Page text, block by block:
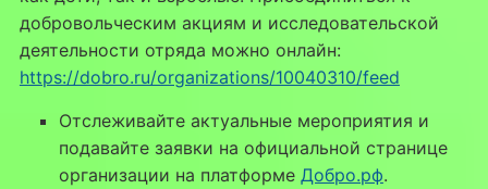
добровольческим акциям и исследовательской
деятельности отряда можно онлайн:
https://dobro.ru/organizations/10040310/feed
Отслеживайте актуальные мероприятия и
подавайте заявки на официальной странице
организации на платформе Добро.рф.